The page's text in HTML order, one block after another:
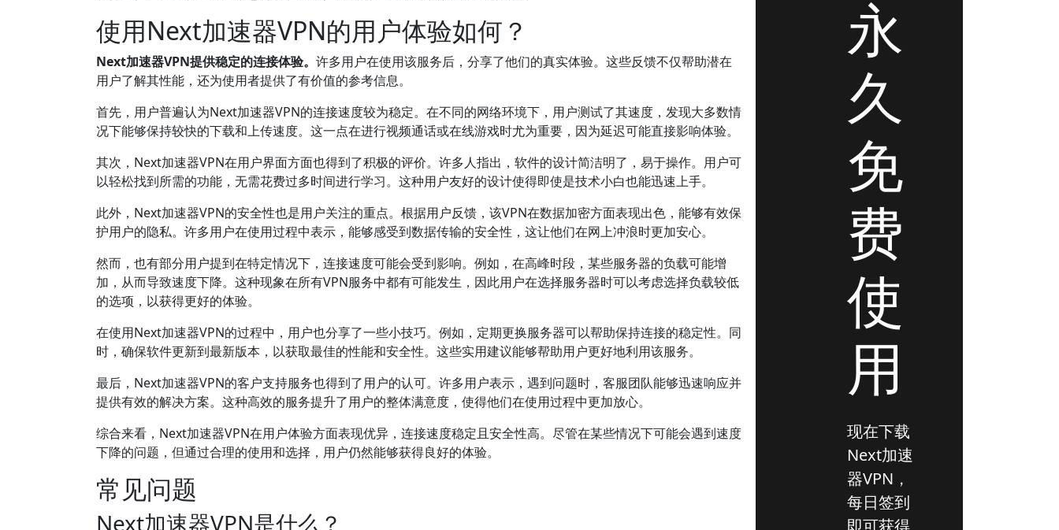
使用Next加速器VPN的用户体验如何？
Next加速器VPN提供稳定的连接体验。 许多用户在使用该服务后，分享了他们的真实体验。这些反馈不仅帮助潜在
用户了解其性能，还为使用者提供了有价值的参考信息。
首先，用户普遍认为Next加速器VPN的连接速度较为稳定。在不同的网络环境下，用户测试了其速度，发现大多数情
况下能够保持较快的下载和上传速度。这一点在进行视频通话或在线游戏时尤为重要，因为延迟可能直接影响体验。
其次，Next加速器VPN在用户界面方面也得到了积极的评价。许多人指出，软件的设计简洁明了，易于操作。用户可
以轻松找到所需的功能，无需花费过多时间进行学习。这种用户友好的设计使得即使是技术小白也能迅速上手。
此外，Next加速器VPN的安全性也是用户关注的重点。根据用户反馈，该VPN在数据加密方面表现出色，能够有效保
护用户的隐私。许多用户在使用过程中表示，能够感受到数据传输的安全性，这让他们在网上冲浪时更加安心。
然而，也有部分用户提到在特定情况下，连接速度可能会受到影响。例如，在高峰时段，某些服务器的负载可能增
加，从而导致速度下降。这种现象在所有VPN服务中都有可能发生，因此用户在选择服务器时可以考虑选择负载较低
的选项，以获得更好的体验。
在使用Next加速器VPN的过程中，用户也分享了一些小技巧。例如，定期更换服务器可以帮助保持连接的稳定性。同
时，确保软件更新到最新版本，以获取最佳的性能和安全性。这些实用建议能够帮助用户更好地利用该服务。
最后，Next加速器VPN的客户支持服务也得到了用户的认可。许多用户表示，遇到问题时，客服团队能够迅速响应并
提供有效的解决方案。这种高效的服务提升了用户的整体满意度，使得他们在使用过程中更加放心。
综合来看，Next加速器VPN在用户体验方面表现优异，连接速度稳定且安全性高。尽管在某些情况下可能会遇到速度
下降的问题，但通过合理的使用和选择，用户仍然能够获得良好的体验。
常见问题
Next加速器VPN是什么？
永
久
免
费
使
用
现在下载
Next加速
器VPN，
每日签到
即可获得